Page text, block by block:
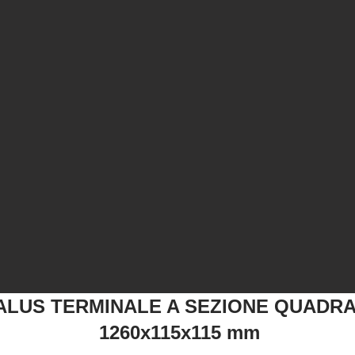
TERMINALE A SEZIONE
1260x115x115 mm